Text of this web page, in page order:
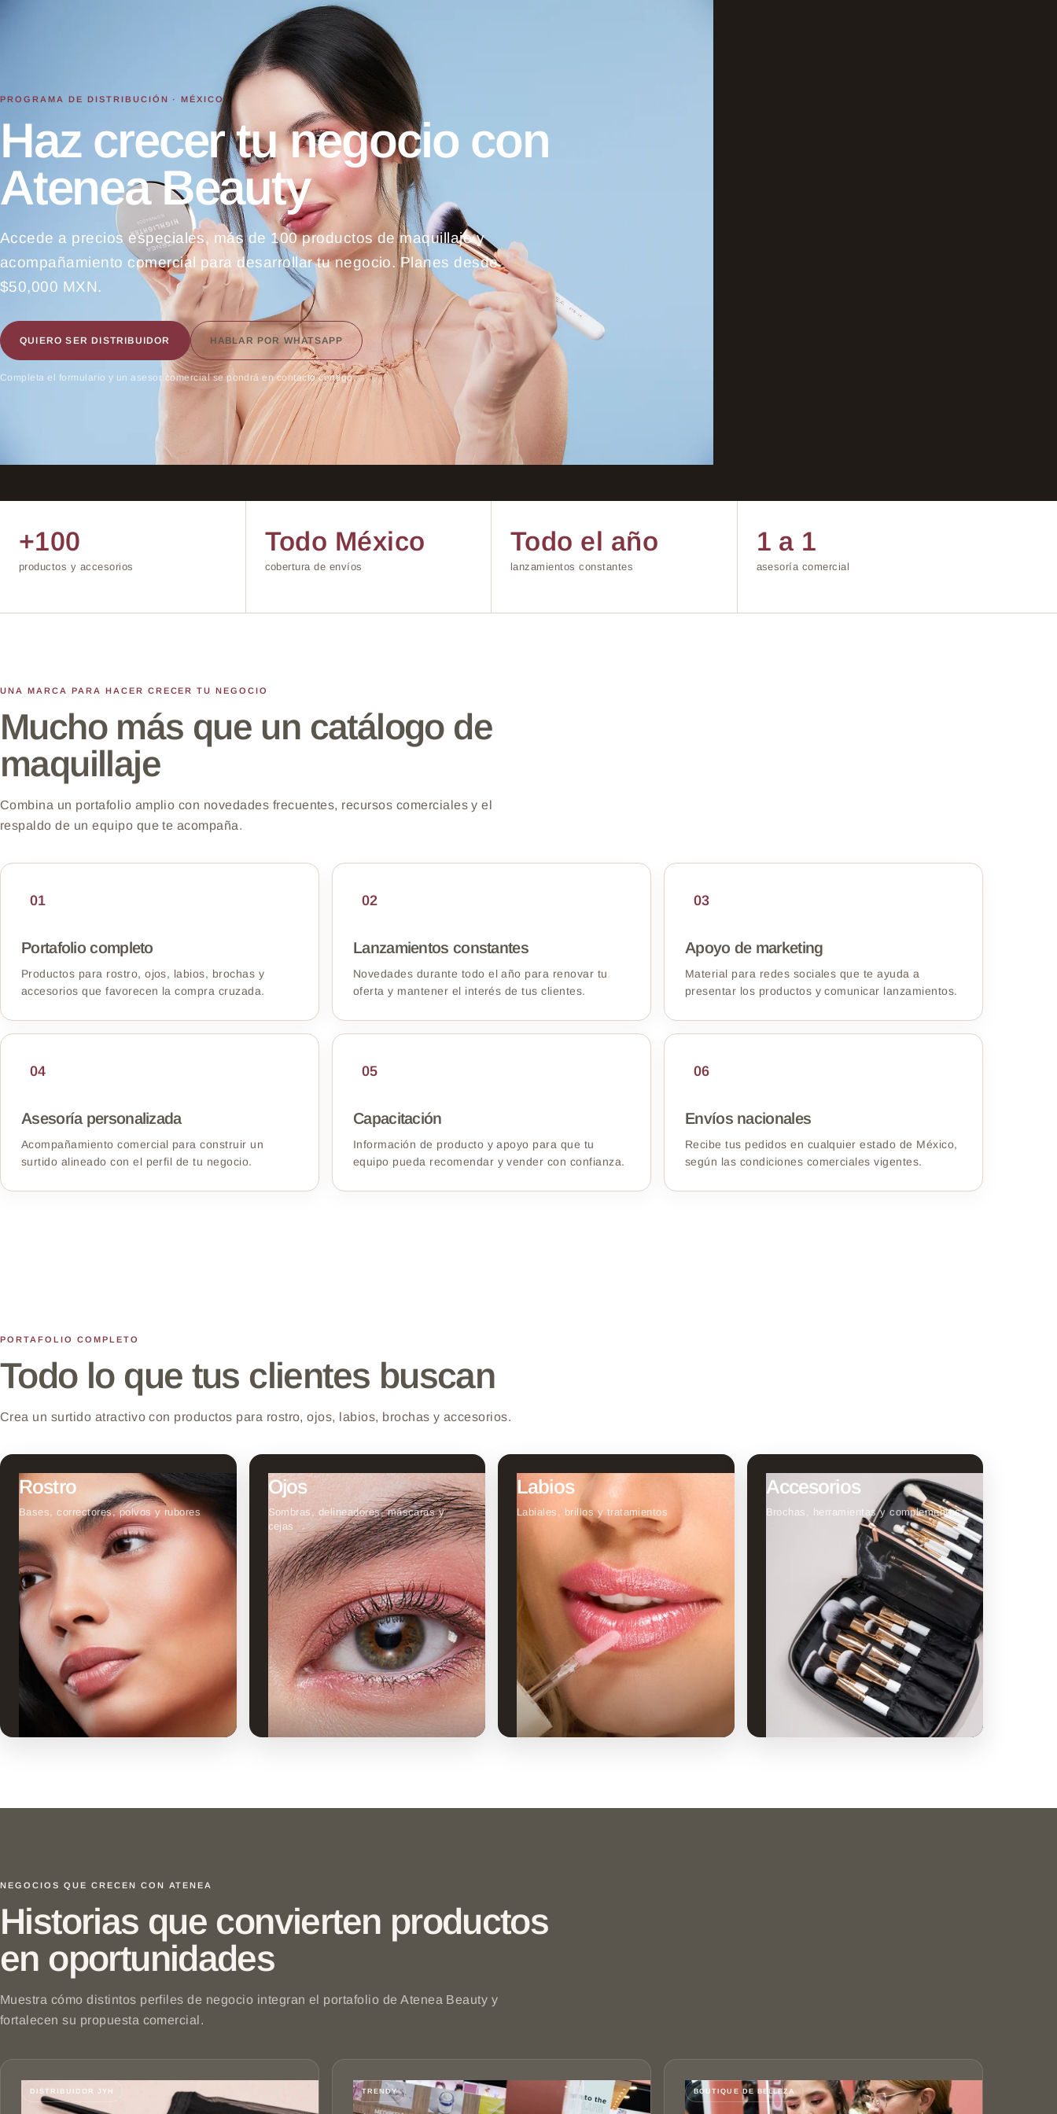
PROGRAMA DE DISTRIBUCIÓN · MÉXICO
Haz crecer tu negocio con
Atenea Beauty
Accede a precios especiales, más de 100 productos de maquillaje y
acompañamiento comercial para desarrollar tu negocio. Planes desde
$50,000 MXN.
QUIERO SER DISTRIBUIDOR HABLAR POR WHATSAPP
Completa el formulario y un asesor comercial se pondrá en contacto contigo.
+100
productos y accesorios
Todo México
cobertura de envíos
Todo el año
lanzamientos constantes
1 a 1
asesoría comercial
UNA MARCA PARA HACER CRECER TU NEGOCIO
Mucho más que un catálogo de
maquillaje
Combina un portafolio amplio con novedades frecuentes, recursos comerciales y el
respaldo de un equipo que te acompaña.
01
Portafolio completo
Productos para rostro, ojos, labios, brochas y
accesorios que favorecen la compra cruzada.
02
Lanzamientos constantes
Novedades durante todo el año para renovar tu
oferta y mantener el interés de tus clientes.
03
Apoyo de marketing
Material para redes sociales que te ayuda a
presentar los productos y comunicar lanzamientos.
04
Asesoría personalizada
Acompañamiento comercial para construir un
surtido alineado con el perfil de tu negocio.
05
Capacitación
Información de producto y apoyo para que tu
equipo pueda recomendar y vender con confianza.
06
Envíos nacionales
Recibe tus pedidos en cualquier estado de México,
según las condiciones comerciales vigentes.
PORTAFOLIO COMPLETO
Todo lo que tus clientes buscan
Crea un surtido atractivo con productos para rostro, ojos, labios, brochas y accesorios.
Rostro
Bases, correctores, polvos y rubores
Ojos
Sombras, delineadores, máscaras y
cejas
Labios
Labiales, brillos y tratamientos
Accesorios
Brochas, herramientas y complementos
NEGOCIOS QUE CRECEN CON ATENEA
Historias que convierten productos
en oportunidades
Muestra cómo distintos perfiles de negocio integran el portafolio de Atenea Beauty y
fortalecen su propuesta comercial.
DISTRIBUIDOR JYH TRENDY BOUTIQUE DE BELLEZA